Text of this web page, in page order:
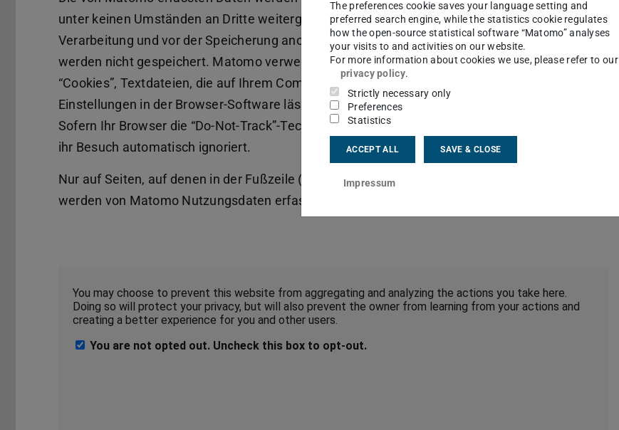
unter keinen Umständen an Dritte weitergegeben. Die IP-Adresse wird sofort nach der
Verarbeitung und vor der Speicherung anonymisiert, die letzten beiden Tupel der IP-Adresse
werden nicht gespeichert. Matomo verwendet zur Analyse der Benutzung der Webseiten sog.
“Cookies”, Textdateien, die auf Ihrem Computer gespeichert werden. Durch entsprechende
Einstellungen in der Browser-Software lässt sich die Speicherung von Cookies unterbinden.
Sofern Ihr Browser die “Do-Not-Track”-Technik unterstützt und Sie diese aktiviert haben, wird
ihr Besuch automatisch ignoriert.
Nur auf Seiten, auf denen in der Fußzeile (Footer) der Link “Webseitenanalyse” zu sehen ist,
werden von Matomo Nutzungsdaten erfasst.
The preferences cookie saves your language setting and
preferred search engine, while the statistics cookie regulates
how the open-source statistical software “Matomo” analyses
your visits to and activities on our website.
For more information about cookies we use, please refer to our
privacy policy.
Strictly necessary only
Preferences
Statistics
ACCEPT ALL SAVE & CLOSE
Impressum